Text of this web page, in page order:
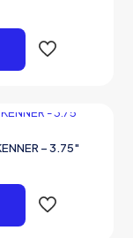
actual
– 3.75″
actual